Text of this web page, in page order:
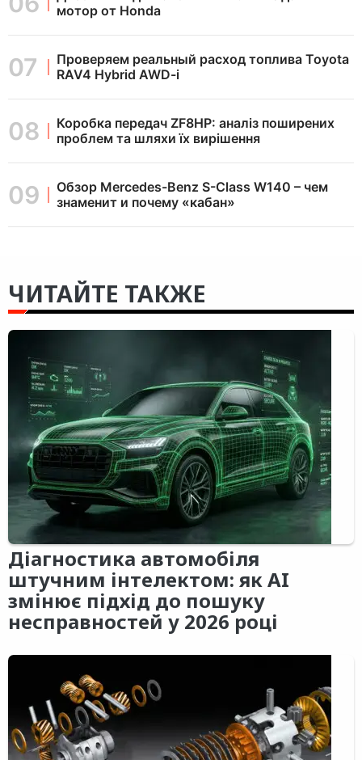
мотор от Honda
Проверяем реальный расход топлива Toyota
RAV4 Hybrid AWD-i
Коробка передач ZF8HP: аналіз поширених
проблем та шляхи їх вирішення
Обзор Mercedes-Benz S-Class W140 – чем
знаменит и почему «кабан»
ЧИТАЙТЕ ТАКЖЕ
Діагностика автомобіля
штучним інтелектом: як AI
змінює підхід до пошуку
несправностей у 2026 році